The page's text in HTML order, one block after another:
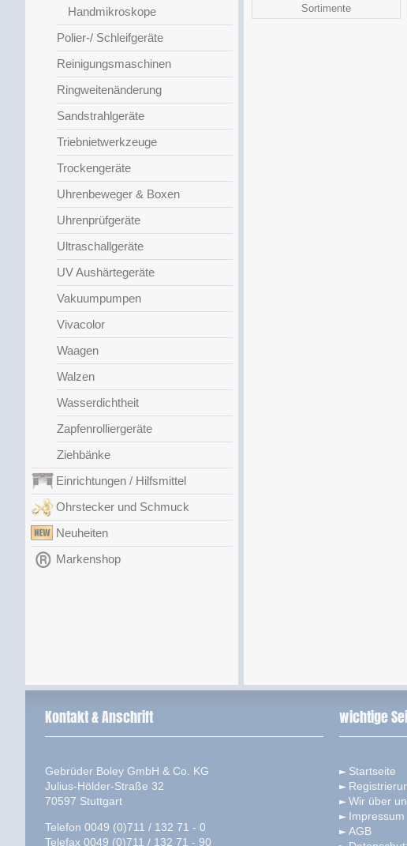
Handmikroskope
Polier-/ Schleifgeräte
Reinigungsmaschinen
Ringweitenänderung
Sandstrahlgeräte
Triebnietwerkzeuge
Trockengeräte
Uhrenbeweger & Boxen
Uhrenprüfgeräte
Ultraschallgeräte
UV Aushärtegeräte
Vakuumpumpen
Vivacolor
Waagen
Walzen
Wasserdichtheit
Zapfenrolliergeräte
Ziehbänke
Einrichtungen / Hilfsmittel
Ohrstecker und Schmuck
Neuheiten
Markenshop
Sortimente
Kontakt & Anschrift
Gebrüder Boley GmbH & Co. KG
Julius-Hölder-Straße 32
70597 Stuttgart
Telefon 0049 (0)711 / 132 71 - 0
Telefax 0049 (0)711 / 132 71 - 90
wichtige
Startseite
Wir über
Impressum
AGB